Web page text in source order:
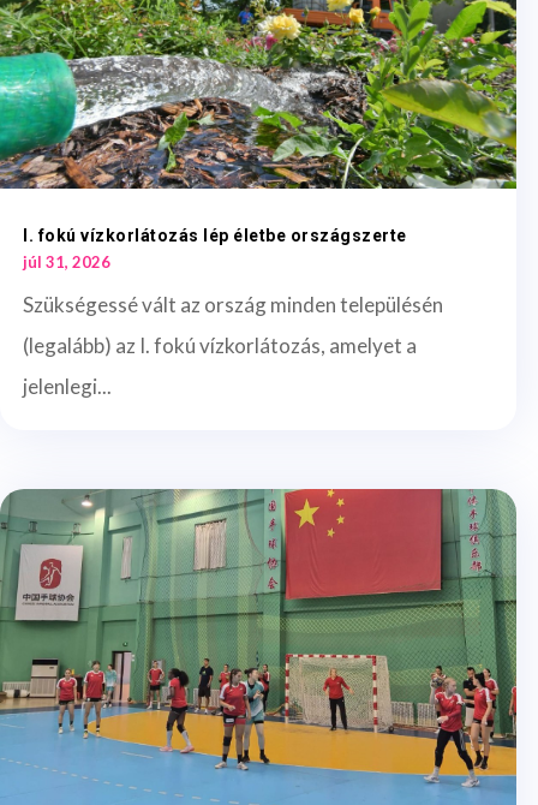
I. fokú vízkorlátozás lép életbe országszerte
júl 31, 2026
Szükségessé vált az ország minden településén
(legalább) az I. fokú vízkorlátozás, amelyet a
jelenlegi...